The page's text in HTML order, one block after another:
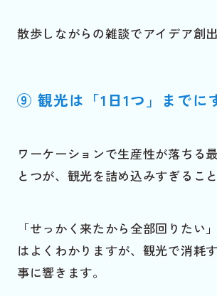
散歩しながらの雑談でアイデア創出
⑨ 観光は「1日1つ」までに
ワーケーションで生産性が落ちる
とつが、観光を詰め込みすぎること
「せっかく来たから全部回りたい
はよくわかりますが、観光で消耗
事に響きます。